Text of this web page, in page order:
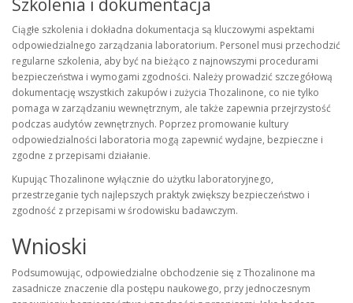
Szkolenia i dokumentacja
Ciągłe szkolenia i dokładna dokumentacja są kluczowymi aspektami
odpowiedzialnego zarządzania laboratorium. Personel musi przechodzić
regularne szkolenia, aby być na bieżąco z najnowszymi procedurami
bezpieczeństwa i wymogami zgodności. Należy prowadzić szczegółową
dokumentację wszystkich zakupów i zużycia Thozalinone, co nie tylko
pomaga w zarządzaniu wewnętrznym, ale także zapewnia przejrzystość
podczas audytów zewnętrznych. Poprzez promowanie kultury
odpowiedzialności laboratoria mogą zapewnić wydajne, bezpieczne i
zgodne z przepisami działanie.
Kupując Thozalinone wyłącznie do użytku laboratoryjnego,
przestrzeganie tych najlepszych praktyk zwiększy bezpieczeństwo i
zgodność z przepisami w środowisku badawczym.
Wnioski
Podsumowując, odpowiedzialne obchodzenie się z Thozalinone ma
zasadnicze znaczenie dla postępu naukowego, przy jednoczesnym